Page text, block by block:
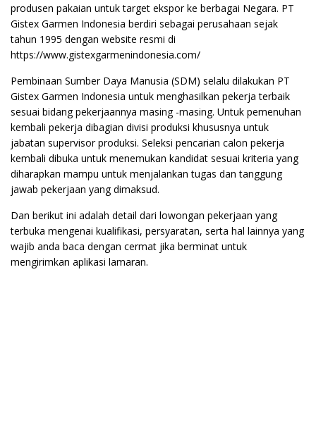
produsen pakaian untuk target ekspor ke berbagai Negara. PT
Gistex Garmen Indonesia berdiri sebagai perusahaan sejak
tahun 1995 dengan website resmi di
https://www.gistexgarmenindonesia.com/
Pembinaan Sumber Daya Manusia (SDM) selalu dilakukan PT
Gistex Garmen Indonesia untuk menghasilkan pekerja terbaik
sesuai bidang pekerjaannya masing -masing. Untuk pemenuhan
kembali pekerja dibagian divisi produksi khususnya untuk
jabatan supervisor produksi. Seleksi pencarian calon pekerja
kembali dibuka untuk menemukan kandidat sesuai kriteria yang
diharapkan mampu untuk menjalankan tugas dan tanggung
jawab pekerjaan yang dimaksud.
Dan berikut ini adalah detail dari lowongan pekerjaan yang
terbuka mengenai kualifikasi, persyaratan, serta hal lainnya yang
wajib anda baca dengan cermat jika berminat untuk
mengirimkan aplikasi lamaran.